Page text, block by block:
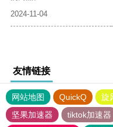
2024-11-04
友情链接
网站地图 QuickQ 旋
坚果加速器
tiktok加速器